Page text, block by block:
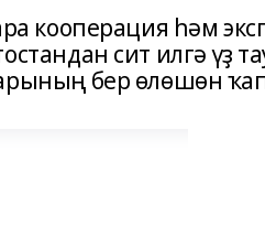
кооперация һәм
сит илгә үҙ
бер өлөшөн